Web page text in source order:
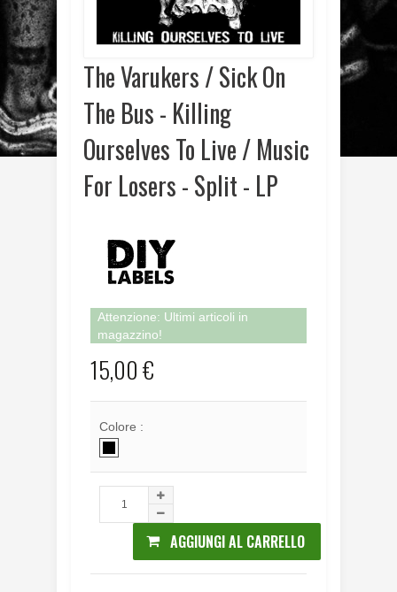
The Varukers / Sick On
The Bus - Killing
Ourselves To Live / Music
For Losers - Split - LP
Attenzione: Ultimi articoli in
magazzino!
15,00 €
Colore :
AGGIUNGI AL CARRELLO